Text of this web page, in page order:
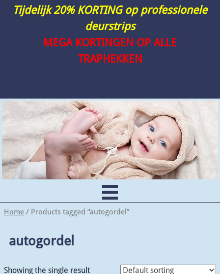
Home / Products tagged “autogordel”
autogordel
Showing the single result
Tijdelijk 20% KORTING op professionele
deurstrips
MEGA KORTINGEN OP ALLE
TRAPHEKKEN